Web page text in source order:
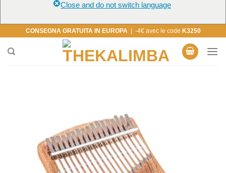
Close and do not switch language
contenuti
CONSEGNA GRATUITA IN EUROPA | -4€ avec le code K3250